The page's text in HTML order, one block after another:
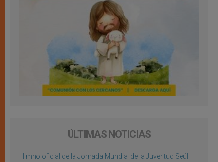
ÚLTIMAS NOTICIAS
Himno oficial de la Jornada Mundial de la Juventud Seúl